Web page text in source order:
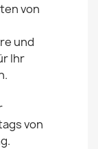
von
und
Ihr
von